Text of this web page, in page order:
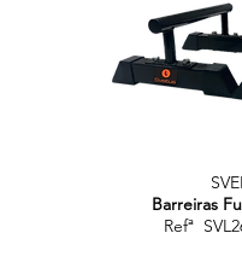
Barreiras
Refª